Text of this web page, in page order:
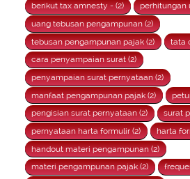
berikut tax amnesty - (2)
perhitungan
uang tebusan pengampunan (2)
tebusan pengampunan pajak (2)
tata
cara penyampaian surat (2)
penyampaian surat pernyataan (2)
manfaat pengampunan pajak (2)
pengisian surat pernyataan (2)
surat
pernyataan harta formulir (2)
harta
handout materi pengampunan (2)
materi pengampunan pajak (2)